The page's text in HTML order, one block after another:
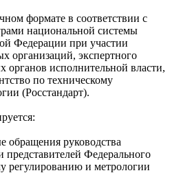
формате в соответствии с
национальной системы
Федерации при участии
организаций, экспертного
органов исполнительной власти,
по техническому
(Росстандарт).
обращения руководства
Федерального
регулированию и метрологии